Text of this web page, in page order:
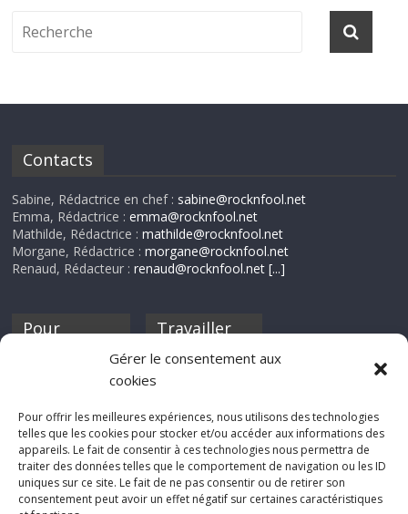
Gérer le consentement aux
cookies
Pour offrir les meilleures expériences, nous utilisons des technologies
telles que les cookies pour stocker et/ou accéder aux informations des
appareils. Le fait de consentir à ces technologies nous permettra de
traiter des données telles que le comportement de navigation ou les ID
uniques sur ce site. Le fait de ne pas consentir ou de retirer son
consentement peut avoir un effet négatif sur certaines caractéristiques
Contacts
Sabine, Rédactrice en chef : sabine@rocknfool.net
Emma, Rédactrice :emma@rocknfool.net
Mathilde, Rédactrice :mathilde@rocknfool.net
Morgane, Rédactrice :morgane@rocknfool.net
Renaud, Rédacteur :renaud@rocknfool.net [...]
Pour
discothèque
Travailler
Si tu souhaites
Rocknfool, n'hésite
pas à nous envoyer
tes chroniques de
concerts, de films,
séries ou des billets
d'humeur :